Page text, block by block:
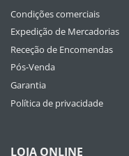
Condições comerciais
Expedição de Mercadorias
Receção de Encomendas
Pós-Venda
Garantia
Política de privacidade
LOJA ONLINE